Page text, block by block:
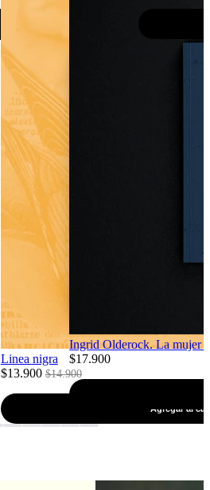
Linea nigra
$13.900 $14.900
Agregar al
Ingrid Olderock. La mujer
$17.900